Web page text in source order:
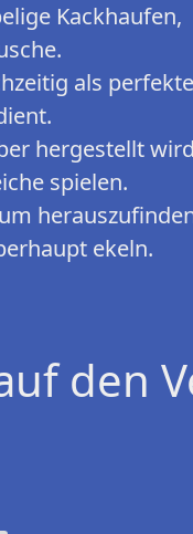
Kackhaufen,
als perfekte
hergestellt
spielen.
ekeln.
den